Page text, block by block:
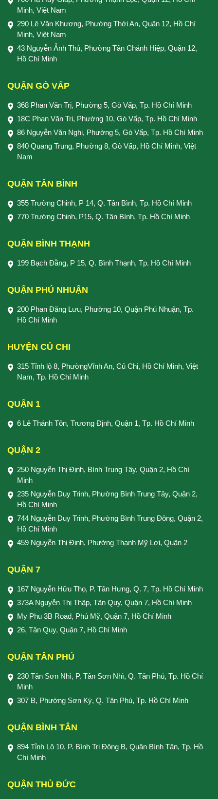
Minh, Việt Nam
290 Lê Văn Khương, Phường Thới An, Quận 12, Hồ Chí
Minh, Việt Nam
43 Nguyễn Ảnh Thủ, Phường Tân Chánh Hiệp, Quận 12,
Hồ Chí Minh
QUẬN GÒ VẤP
368 Phan Văn Trị, Phường 5, Gò Vấp, Tp. Hồ Chí Minh
18C Phan Văn Trị, Phường 10, Gò Vấp, Tp. Hồ Chí Minh
86 Nguyễn Văn Nghi, Phường 5, Gò Vấp, Tp. Hồ Chí Minh
840 Quang Trung, Phường 8, Gò Vấp, Hồ Chí Minh, Việt
Nam
QUẬN TÂN BÌNH
355 Trường Chinh, P 14, Q. Tân Bình, Tp. Hồ Chí Minh
770 Trường Chinh, P15, Q. Tân Bình, Tp. Hồ Chí Minh
QUẬN BÌNH THẠNH
199 Bạch Đằng, P 15, Q. Bình Thạnh, Tp. Hồ Chí Minh
QUẬN PHÚ NHUẬN
200 Phan Đăng Lưu, Phường 10, Quận Phú Nhuận, Tp.
Hồ Chí Minh
HUYỆN CỦ CHI
315 Tỉnh lộ 8, PhườngVĩnh An, Củ Chi, Hồ Chí Minh, Việt
Nam, Tp. Hồ Chí Minh
QUẬN 1
6 Lê Thánh Tôn, Trương Định, Quận 1, Tp. Hồ Chí Minh
QUẬN 2
250 Nguyễn Thị Định, Bình Trung Tây, Quận 2, Hồ Chí
Minh
235 Nguyễn Duy Trinh, Phường Bình Trung Tây, Quận 2,
Hồ Chí Minh
744 Nguyễn Duy Trinh, Phường Bình Trung Đông, Quận 2,
Hồ Chí Minh
459 Nguyễn Thị Định, Phường Thạnh Mỹ Lợi, Quận 2
QUẬN 7
167 Nguyễn Hữu Thọ, P. Tân Hưng, Q. 7, Tp. Hồ Chí Minh
373A Nguyễn Thị Thập, Tân Quy, Quận 7, Hồ Chí Minh
My Phu 3B Road, Phú Mỹ, Quận 7, Hồ Chí Minh
26, Tân Quy, Quận 7, Hồ Chí Minh
QUẬN TÂN PHÚ
230 Tân Sơn Nhì, P. Tân Sơn Nhì, Q. Tân Phú, Tp. Hồ Chí
Minh
307 B, Phường Sơn Kỳ, Q. Tân Phú, Tp. Hồ Chí Minh
QUẬN BÌNH TÂN
894 Tỉnh Lộ 10, P. Bình Trị Đông B, Quận Bình Tân, Tp. Hồ
Chí Minh
QUẬN THỦ ĐỨC